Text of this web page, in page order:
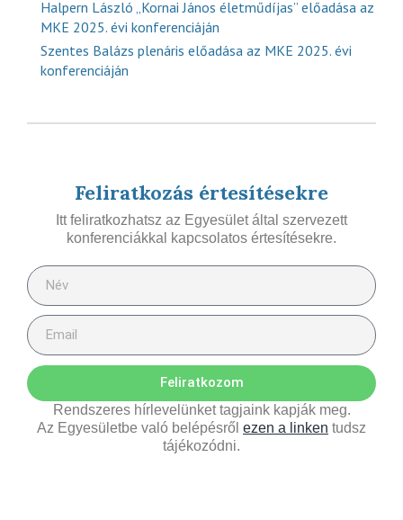
Halpern László „Kornai János életműdíjas” előadása az
MKE 2025. évi konferenciáján
Szentes Balázs plenáris előadása az MKE 2025. évi
konferenciáján
Feliratkozás értesítésekre
Itt feliratkozhatsz az Egyesület által szervezett
konferenciákkal kapcsolatos értesítésekre.
Feliratkozom
Rendszeres hírlevelünket tagjaink kapják meg.
Az Egyesületbe való belépésről ezen a linken tudsz
tájékozódni.